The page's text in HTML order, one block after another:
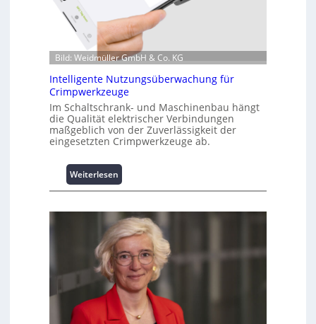
i
o
n
z
u
m
L
a
s
t
s
p
i
z
e
n
m
a
n
a
g
Bild: Weidmüller GmbH & Co. KG
Intelligente Nutzungsüberwachung für
Crimpwerkzeuge
Im Schaltschrank- und Maschinenbau hängt
die Qualität elektrischer Verbindungen
maßgeblich von der Zuverlässigkeit der
eingesetzten Crimpwerkzeuge ab.
Weiterlesen:
I
t
e
l
l
i
g
e
n
t